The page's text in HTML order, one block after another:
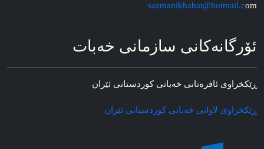
sazmanikhabat@hotmail.com
ئۆرگانه‌کانی سازمانی خه‌بات
ڕێکخراوی ئافره‌تانی خه‌باتی کوردستانی ئێران
ڕێکخراوی لاوانی خه‌باتی کوردستانی ئێران